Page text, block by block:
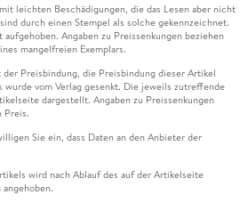
leichten Beschädigungen, die das Lesen aber nicht
durch einen Stempel als solche gekennzeichnet.
Angaben zu Preissenkungen beziehen
mangelfreien Exemplars.
Preisbindung, die Preisbindung dieser Artikel
wurde vom Verlag gesenkt. Die jeweils zutreffende
dargestellt. Angaben zu Preissenkungen
Preis.
Sie ein, dass Daten an den Anbieter der
wird nach Ablauf des auf der Artikelseite